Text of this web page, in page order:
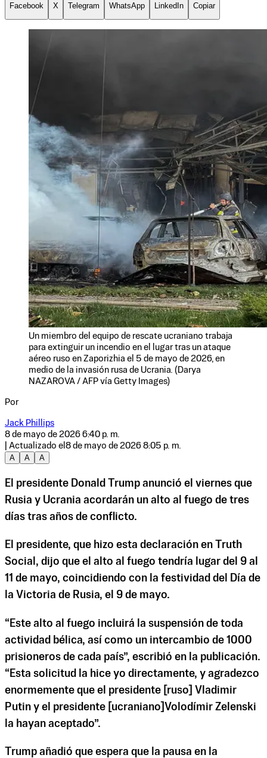
Facebook X Telegram WhatsApp LinkedIn Copiar
Un miembro del equipo de rescate ucraniano trabaja
para extinguir un incendio en el lugar tras un ataque
aéreo ruso en Zaporizhia el 5 de mayo de 2026, en
medio de la invasión rusa de Ucrania. (Darya
NAZAROVA / AFP vía Getty Images)
Por
Jack Phillips
8 de mayo de 2026 6:40 p. m.
| Actualizado el 8 de mayo de 2026 8:05 p. m.
A
A A
El presidente Donald Trump anunció el viernes que
Rusia y Ucrania acordarán un alto al fuego de tres
días tras años de conflicto.
El presidente, que hizo esta declaración en Truth
Social, dijo que el alto al fuego tendría lugar del 9 al
11 de mayo, coincidiendo con la festividad del Día de
la Victoria de Rusia, el 9 de mayo.
“Este alto al fuego incluirá la suspensión de toda
actividad bélica, así como un intercambio de 1000
prisioneros de cada país”, escribió en la publicación.
“Esta solicitud la hice yo directamente, y agradezco
enormemente que el presidente [ruso] Vladimir
Putin y el presidente [ucraniano]Volodímir Zelenski
la hayan aceptado”.
Trump añadió que espera que la pausa en la